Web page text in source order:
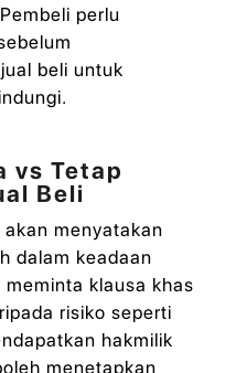
perlu
beli untuk
vs Tetap
Beli
menyatakan
dalam keadaan
klausa khas
risiko seperti
hakmilik
menetapkan